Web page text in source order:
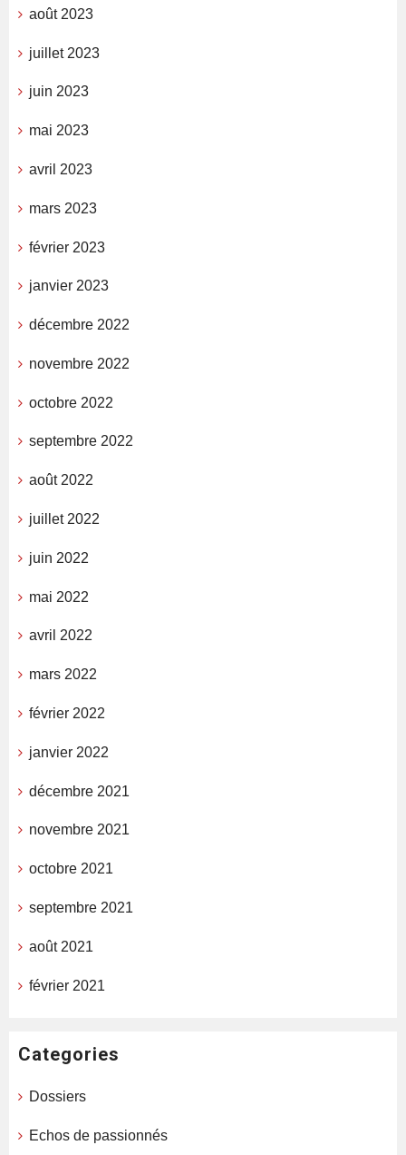
août 2023
juillet 2023
juin 2023
mai 2023
avril 2023
mars 2023
février 2023
janvier 2023
décembre 2022
novembre 2022
octobre 2022
septembre 2022
août 2022
juillet 2022
juin 2022
mai 2022
avril 2022
mars 2022
février 2022
janvier 2022
décembre 2021
novembre 2021
octobre 2021
septembre 2021
août 2021
février 2021
Categories
Dossiers
Echos de passionnés